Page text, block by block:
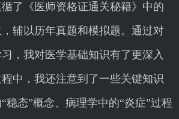
了《医师资格证通关秘籍》中的
辅以历年真题和模拟题。通过对
，我对医学基础知识有了更深入
中，我还注意到了一些关键知识
稳态”概念、病理学中的“炎症”过程